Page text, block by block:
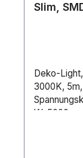
Slim,
Deko-Light,
3000K,
W, 5000